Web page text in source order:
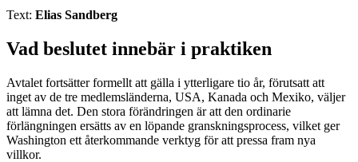
Text: Elias Sandberg
Vad beslutet innebär i praktiken
Avtalet fortsätter formellt att gälla i ytterligare tio år, förutsatt att
inget av de tre medlemsländerna, USA, Kanada och Mexiko, väljer
att lämna det. Den stora förändringen är att den ordinarie
förlängningen ersätts av en löpande granskningsprocess, vilket ger
Washington ett återkommande verktyg för att pressa fram nya
villkor.